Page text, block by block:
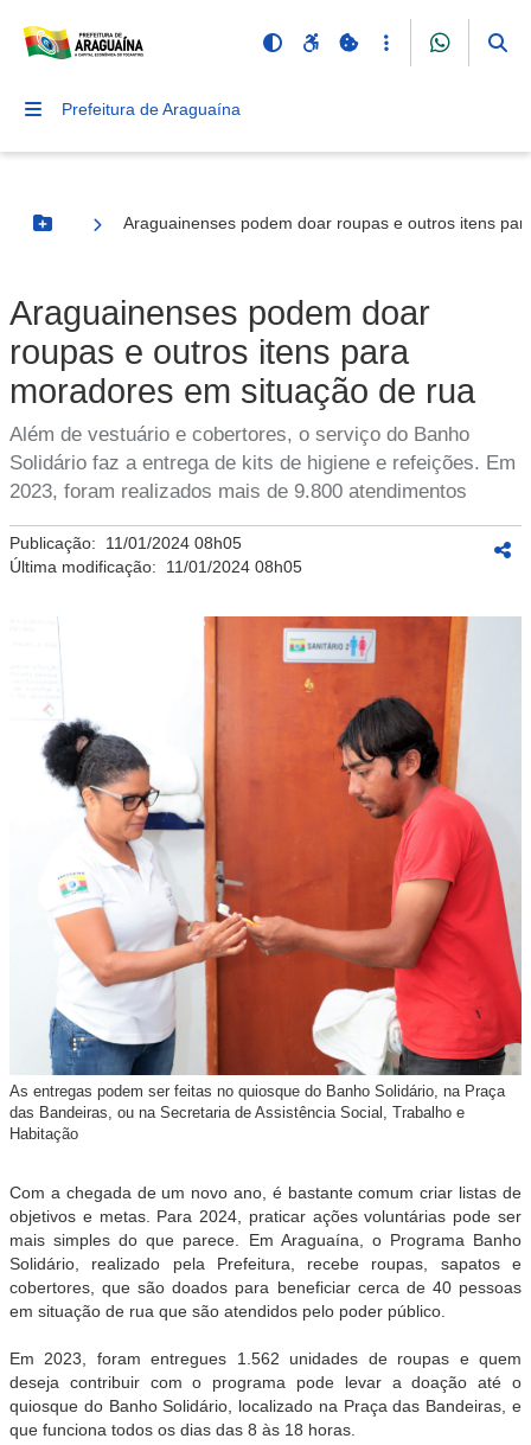
Prefeitura de Araguaína
Botão Menu
Araguainenses podem doar roupas e outros itens
Araguainenses podem doar
roupas e outros itens para
moradores em situação de rua
Além de vestuário e cobertores, o serviço do Banho
Solidário faz a entrega de kits de higiene e refeições. Em
2023, foram realizados mais de 9.800 atendimentos
Publicação: 11/01/2024 08h05
Última modificação: 11/01/2024 08h05
As entregas podem ser feitas no quiosque do Banho Solidário, na Praça
das Bandeiras, ou na Secretaria de Assistência Social, Trabalho e
Habitação
Com a chegada de um novo ano, é bastante comum criar listas de
objetivos e metas. Para 2024, praticar ações voluntárias pode ser
mais simples do que parece. Em Araguaína, o Programa Banho
Solidário, realizado pela Prefeitura, recebe roupas, sapatos e
cobertores, que são doados para beneficiar cerca de 40 pessoas
em situação de rua que são atendidos pelo poder público.
Em 2023, foram entregues 1.562 unidades de roupas e quem
deseja contribuir com o programa pode levar a doação até o
quiosque do Banho Solidário, localizado na Praça das Bandeiras, e
que funciona todos os dias das 8 às 18 horas.